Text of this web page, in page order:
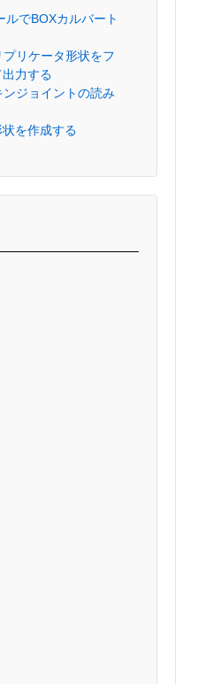
でBOXカルバート
リケータ形状をフ
力する
ジョイントの読み
を作成する